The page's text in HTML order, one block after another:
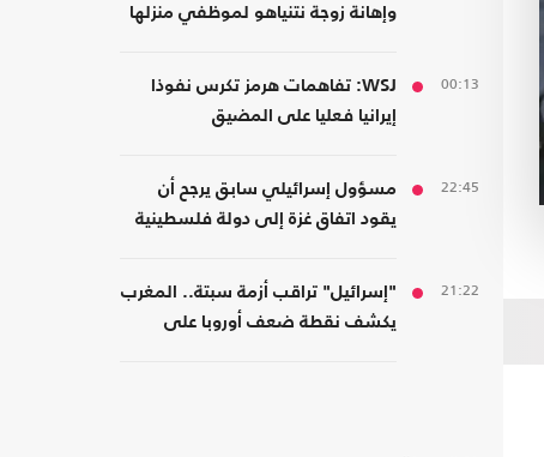
وإهانة زوجة نتنياهو لموظفي منزلها
00:13
WSJ: تفاهمات هرمز تكرس نفوذا
إيرانيا فعليا على المضيق
22:45
مسؤول إسرائيلي سابق يرجح أن
يقود اتفاق غزة إلى دولة فلسطينية
21:22
"إسرائيل" تراقب أزمة سبتة.. المغرب
يكشف نقطة ضعف أوروبا على